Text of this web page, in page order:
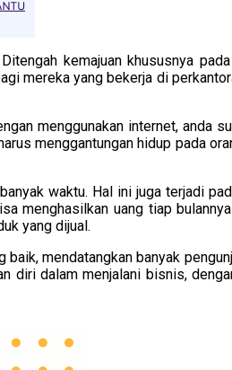
kemajuan khususnya
mereka yang bekerja di
menggunakan internet, anda
menggantungan hidup pada
waktu. Hal ini juga terjadi
menghasilkan uang tiap
yang dijual.
mendatangkan banyak
diri dalam menjalani bisnis,